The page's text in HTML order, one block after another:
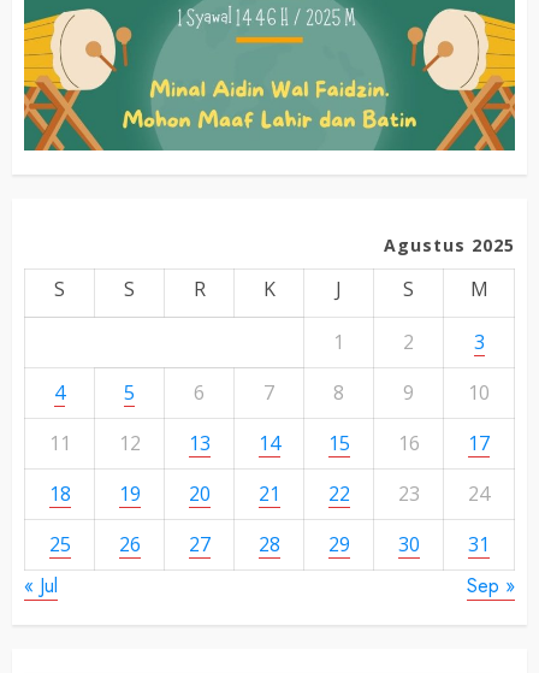
Agustus 2025
S S R K J S
M
1
2
3
4
5 6 7 8 9
10
11
12 13 14 15 16
17
18
19 20 21 22 23
24
25
26 27 28 29 30 31
« Jul Sep »